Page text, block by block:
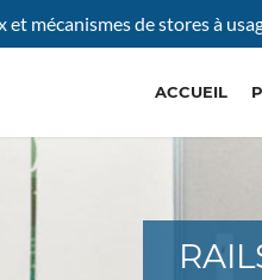
et mécanismes de stores à
ACCUEIL